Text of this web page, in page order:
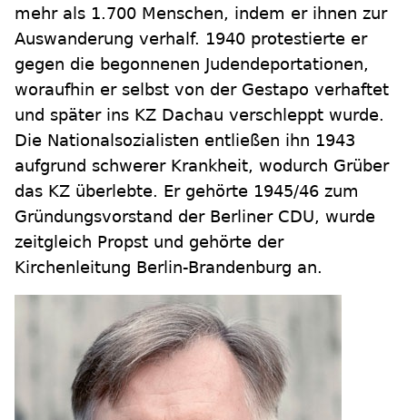
mehr als 1.700 Menschen, indem er ihnen zur
Auswanderung verhalf. 1940 protestierte er
gegen die begonnenen Judendeportationen,
woraufhin er selbst von der Gestapo verhaftet
und später ins KZ Dachau verschleppt wurde.
Die Nationalsozialisten entließen ihn 1943
aufgrund schwerer Krankheit, wodurch Grüber
das KZ überlebte. Er gehörte 1945/46 zum
Gründungsvorstand der Berliner CDU, wurde
zeitgleich Propst und gehörte der
Kirchenleitung Berlin-Brandenburg an.